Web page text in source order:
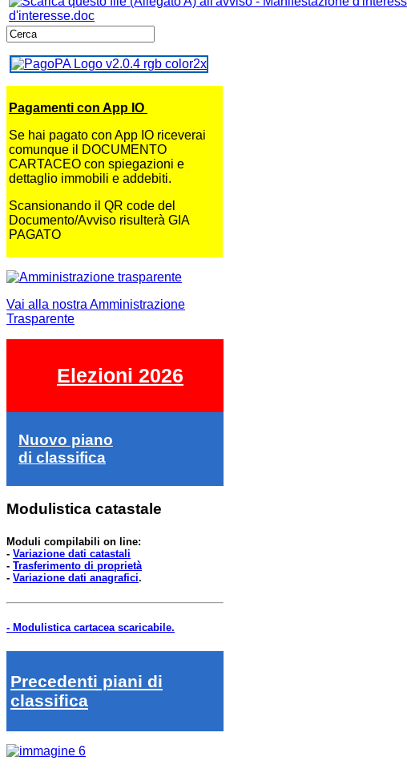
d'interesse.doc
Pagamenti con App IO
Se hai pagato con App IO riceverai
comunque il DOCUMENTO
CARTACEO con spiegazioni e
dettaglio immobili e addebiti.
Scansionando il QR code del
Documento/Avviso risulterà GIA
PAGATO
Vai alla nostra Amministrazione
Trasparente
Elezioni 2026
Nuovo piano
di classifica
Modulistica catastale
Moduli compilabili on line:
- Variazione dati catastali
- Trasferimento di proprietà
- Variazione dati anagrafici.
- Modulistica cartacea scaricabile.
Precedenti piani di
classifica